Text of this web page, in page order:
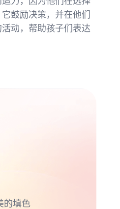
鼓励决策，并在他们
动，帮助孩子们表达
的填色